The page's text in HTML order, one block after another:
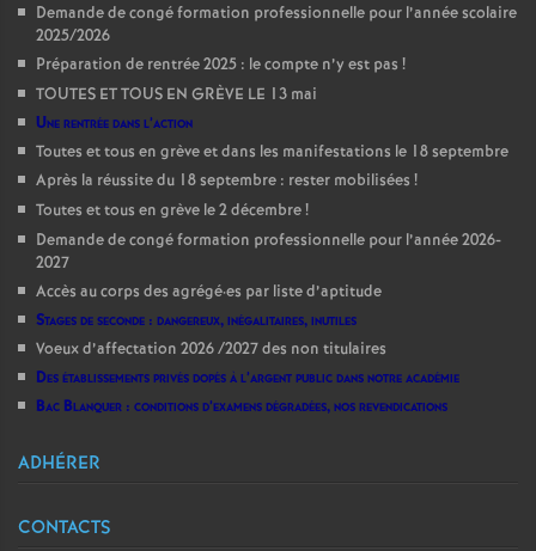
Demande de congé formation professionnelle pour l’année scolaire
2025/2026
Préparation de rentrée 2025 : le compte n’y est pas !
TOUTES ET TOUS EN GRÈVE LE 13 mai
Une rentrée dans l’action
Toutes et tous en grève et dans les manifestations le 18 septembre
Après la réussite du 18 septembre : rester mobilisées !
Toutes et tous en grève le 2 décembre!
Demande de congé formation professionnelle pour l’année 2026-
2027
Accès au corps des agrégé·es par liste d’aptitude
Stages de seconde : dangereux, inégalitaires, inutiles
Voeux d’affectation 2026 /2027 des non titulaires
Des établissements privés dopés à l’argent public dans notre académie
Bac Blanquer : conditions d’examens dégradées, nos revendications
ADHÉRER
CONTACTS